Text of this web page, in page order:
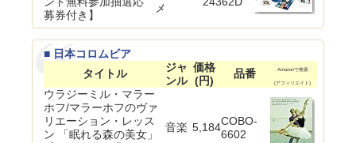
募券付き】
メ
■ 日本コロムビア
タイトル
ジャ
ンル
価格
(円)
品番 Amazonで検索
(アフィリエイト)
ウラジーミル・マラー
ホフ/マラーホフのヴァ
リエーション・レッス
ン 「眠れる森の美女」
音楽 5,184COBO-
6602